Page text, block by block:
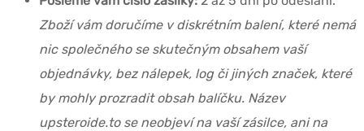
Zboží vám doručíme v diskrétním balení, které nemá
nic společného se skutečným obsahem vaší
objednávky, bez nálepek, log či jiných značek, které
by mohly prozradit obsah balíčku. Název
upsteroide.to se neobjeví na vaší zásilce, ani na